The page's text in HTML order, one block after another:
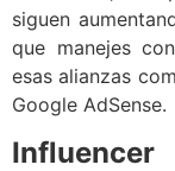
siguen
que manejes
esas alianzas
Google AdSense.
Influencer